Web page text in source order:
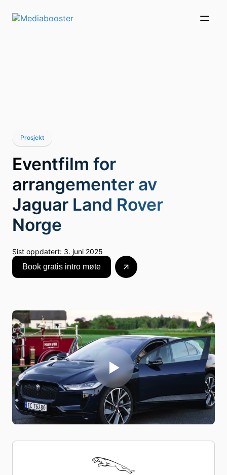
Skip To Main Content
Prosjekt
Eventfilm for
arrangementer av
Jaguar Land Rover
Norge
Sist oppdatert: 3. juni 2025
Book gratis intro møte